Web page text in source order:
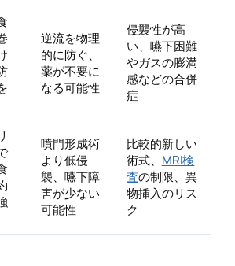
逆流を物理
的に防ぐ、
薬が不要に
なる可能性
侵襲性が高
い、嚥下困難
やガスの膨満
感などの合併
症
噴門形成術
より低侵
襲、嚥下障
害が少ない
可能性
比較的新しい
術式、 MRI検
査の制限、異
物挿入のリス
ク